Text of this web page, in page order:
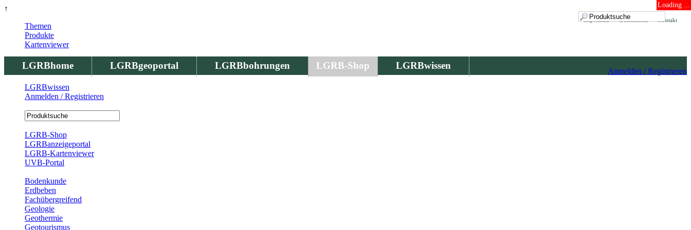
↑ Loading ...
Kontakt
Datenschutz
Impressum
LGRBhome LGRBgeoportal LGRBbohrungen LGRB-Shop LGRBwissen
Anmelden / Registrieren
Themen
Produkte
Kartenviewer
LGRBwissen
Anmelden / Registrieren
LGRB-Shop
LGRBanzeigeportal
LGRB-Kartenviewer
UVB-Portal
Bodenkunde
Erdbeben
Fachübergreifend
Geologie
Geothermie
Geotourismus